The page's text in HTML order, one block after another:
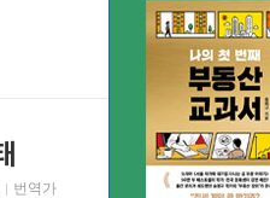
번역가